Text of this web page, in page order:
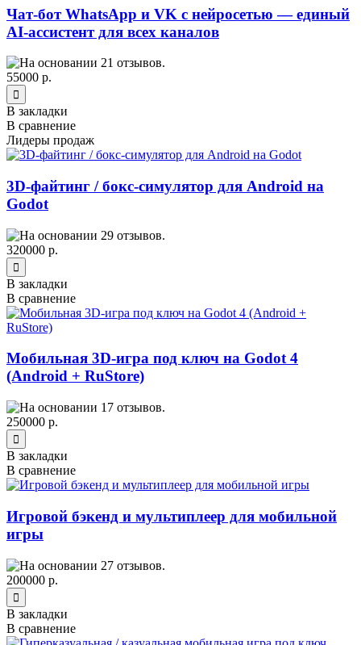
Чат-бот WhatsApp и VK с нейросетью — единый
AI-ассистент для всех каналов
55000 р.
В закладки
В сравнение
Лидеры продаж
3D-файтинг / бокс-симулятор для Android на
Godot
320000 р.
В закладки
В сравнение
Мобильная 3D-игра под ключ на Godot 4
(Android + RuStore)
250000 р.
В закладки
В сравнение
Игровой бэкенд и мультиплеер для мобильной
игры
200000 р.
В закладки
В сравнение